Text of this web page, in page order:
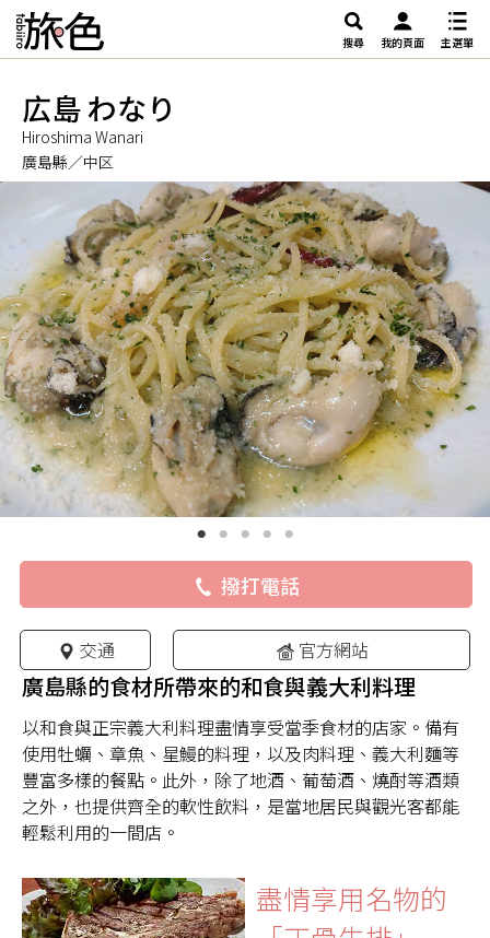
搜尋 我的頁面 主選單
広島 わなり
Hiroshima Wanari
廣島縣／中区
撥打電話
交通 官方網站
廣島縣的食材所帶來的和食與義大利料理
以和食與正宗義大利料理盡情享受當季食材的店家。備有
使用牡蠣、章魚、星鰻的料理，以及肉料理、義大利麵等
豐富多樣的餐點。此外，除了地酒、葡萄酒、燒酎等酒類
之外，也提供齊全的軟性飲料，是當地居民與觀光客都能
輕鬆利用的一間店。
盡情享用名物的